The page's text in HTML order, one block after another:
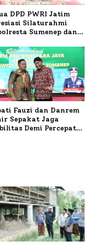
DPD PWRI Jatim
Silaturahmi
Sumenep dan
Polri-Pers
Fauzi dan Danrem
Sepakat Jaga
Demi Percepat